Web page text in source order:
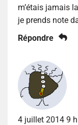
m’étais jamais
je prends note
Répondre
4 juillet 2014 9